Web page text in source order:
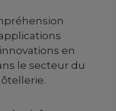
en
le secteur du